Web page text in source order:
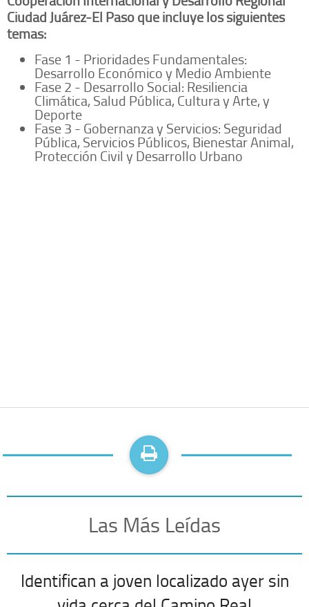
Ciudad Juárez-El Paso que incluye los siguientes
temas:
Fase 1 - Prioridades Fundamentales:
Desarrollo Económico y Medio Ambiente
Fase 2 - Desarrollo Social: Resiliencia
Climática, Salud Pública, Cultura y Arte, y
Deporte
Fase 3 - Gobernanza y Servicios: Seguridad
Pública, Servicios Públicos, Bienestar Animal,
Protección Civil y Desarrollo Urbano
Las Más Leídas
Identifican a joven localizado ayer sin